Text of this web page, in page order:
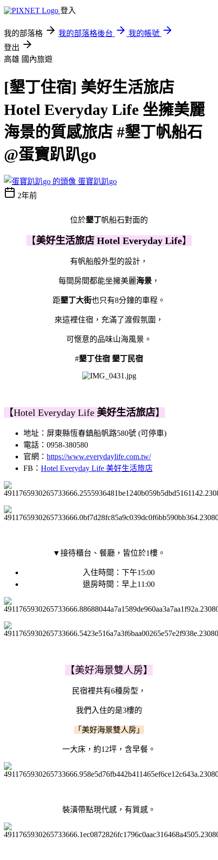
登入
我的部落格 我的部落格後台
我的帳號
登出
高雄 國內旅遊
[墾丁住宿] 美好生活旅店
Hotel Everyday Life 坐擁美麗
海景的質感旅店 #墾丁帆船石
@蛋寶趴趴go
蛋寶趴趴go
2年前
位於墾丁帆船石對面的
【美好生活旅店 Hotel Everyday Life】
有帆船般外型的設計，
每間房間都能坐擁美麗海景 ，
距墾丁大街也只有8分鐘的車程。
來這裡住宿，充滿了渡假氛圍，
可愜意的品味山海風景。
#墾丁住宿 墾丁民宿
【Hotel Everyday Life 美好生活旅店】
地址： 屏東縣恆春鎮船帆路580號 (可停車)
電話： 0958-380580
官網： https://www.everydaylife.com.tw/
FB： Hotel Everyday Life 美好生活旅店
▼接待櫃台、餐廳，皆位於1樓。
入住時間：下午15:00
退房時間：早上11:00
【美好海景雙人房】
民宿裡共有6種房型，
我們入住的是3樓的
「美好海景雙人房」
一大床，約12坪，含早餐。
裝潢帶點現代感，有質感。